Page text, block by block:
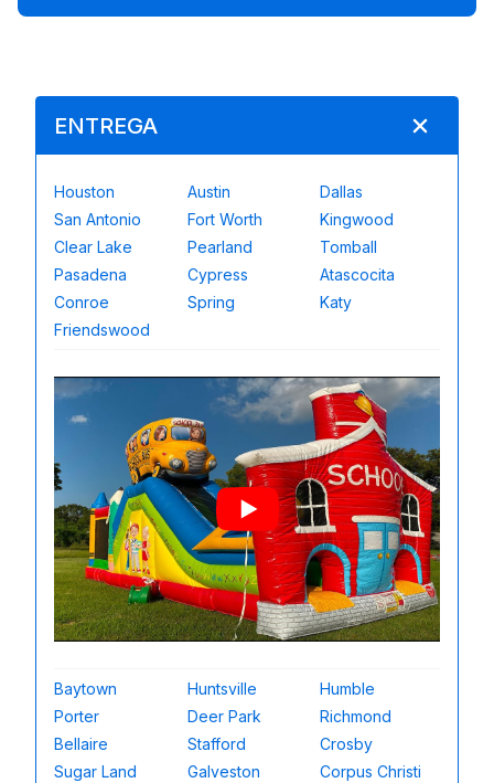
ENTREGA
Houston Austin
Dallas
San Antonio
Fort Worth
Kingwood
Clear Lake
Pearland
Tomball
Pasadena
Cypress
Atascocita
Conroe
Spring
Katy
Friendswood
Baytown Huntsville
Humble
Porter
Deer Park
Richmond
Bellaire
Stafford
Crosby
Sugar Land
Galveston
Corpus Christi